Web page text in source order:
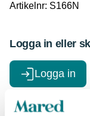
Logga in eller
Logga in
Artikelnr: S166N